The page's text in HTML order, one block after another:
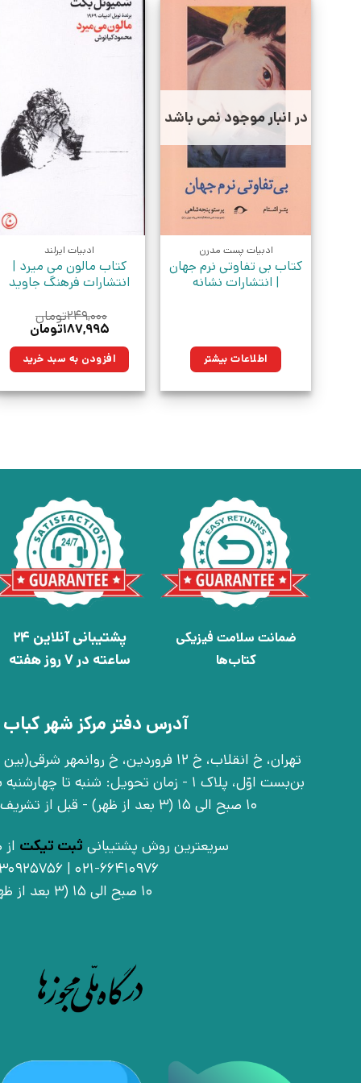
در انبار موجود نمی باشد
ادبیات پست مدرن
کتاب بی تفاوتی نرم جهان
| انتشارات نشانه
اطلاعات بیشتر
ادبیات ایرلند
کتاب مالون می میرد |
انتشارات فرهنگ جاوید
۲۴۹,۰۰۰تومان
قیمت
۲۴۹,۰۰۰تومان
بود.
۱۸۷,۹۹۵تومان
افزودن به سبد خرید
ضمانت سلامت فیزیکی
کتاب‌ها
پشتیبانی آنلاین 24
ساعته در 7 روز هفته
آدرس دفتر مرکز شهر
بن‌بست اوّل، پلاک 1 - زمان تحویل: شنبه
10 صبح الی 15 (3 بعد از ظهر) - قبل از تشریف آوردن تماس بگیرید
سریعترین روش پشتیبانی ثبت تیکت
10 صبح الی 15 (3 بعد از ظهر)